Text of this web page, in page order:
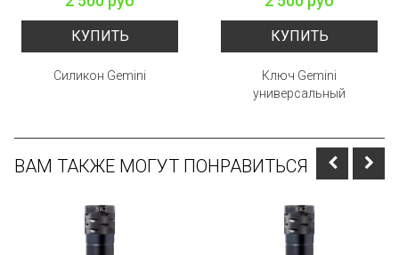
КУПИТЬ
Силикон Gemini
КУПИТЬ
Ключ Gemini
универсальный
ВАМ ТАКЖЕ МОГУТ ПОНРАВИТЬСЯ